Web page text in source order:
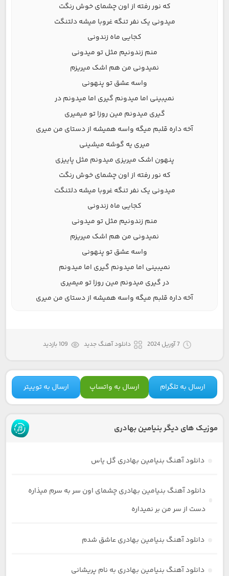
که نور رفته از اون چشمای خوش رنگت
میدونی یک نفر تنگه غروبا میشه دلتنگت
کجایی ماه زندونی
منم زندونیم مثل تو میدونی
نمیدونی من هم اشک میریزم
واسه عشق تو پنهونی
نمیبینی اما میدونم گیری اما میدونم در
گیری میدونم مین روزا تو میمیری
آخه داره قلبم میگه واسه همیشه از دستای من میری
میری یه گوشه میشینی
پنهون اشک میریزی میدونم مثل پاییزی
که نور رفته از اون چشمای خوش رنگت
میدونی یک نفر تنگه غروبا میشه دلتنگت
کجایی ماه زندونی
منم زندونیم مثل تو میدونی
نمیدونی من هم اشک میریزم
واسه عشق تو پنهونی
نمیبینی اما میدونم گیری اما میدونم
در گیری میدونم مین روزا تو میمیری
آخه داره قلبم میگه واسه همیشه از دستای من میری
7 آوریل 2024 دانلود آهنگ جدید 109 بازدید
ارسال به تلگرام ارسال به واتساپ ارسال به توییتر
موزیک های دیگر بنیامین بهادری
دانلود آهنگ بنیامین بهادری گل یاس
دانلود آهنگ بنیامین بهادری چشمای اون سر به سرم میذاره
دست از سر من بر نمیداره
دانلود آهنگ بنیامین بهادری عاشق شدم
دانلود آهنگ بنیامین بهادری به نام پریشانی